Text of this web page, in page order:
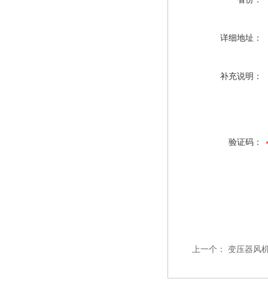
详细地址：
补充说明：
验证码：
上一个： 变压器风